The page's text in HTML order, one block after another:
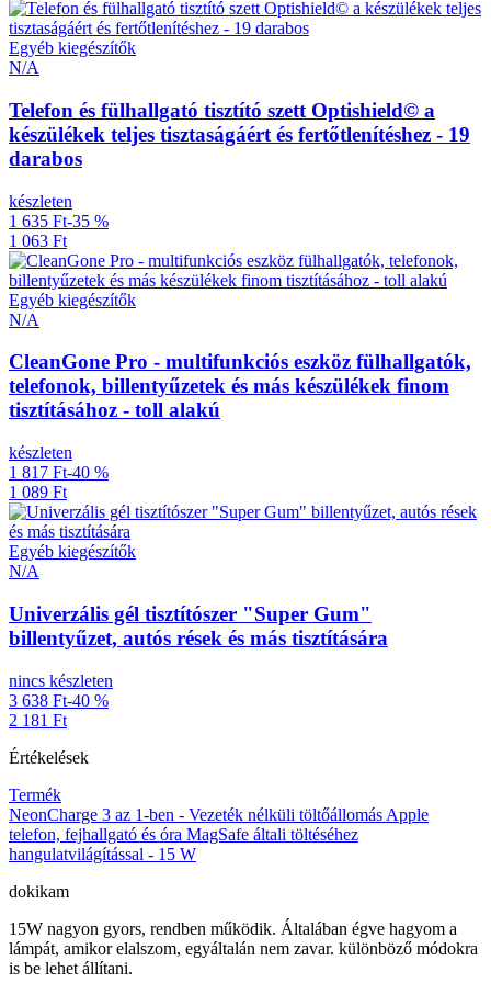
Egyéb kiegészítők
N/A
Telefon és fülhallgató tisztító szett Optishield© a
készülékek teljes tisztaságáért és fertőtlenítéshez - 19
darabos
készleten
1 635 Ft-35 %
1 063 Ft
Egyéb kiegészítők
N/A
CleanGone Pro - multifunkciós eszköz fülhallgatók,
telefonok, billentyűzetek és más készülékek finom
tisztításához - toll alakú
készleten
1 817 Ft-40 %
1 089 Ft
Egyéb kiegészítők
N/A
Univerzális gél tisztítószer "Super Gum"
billentyűzet, autós rések és más tisztítására
nincs készleten
3 638 Ft-40 %
2 181 Ft
Értékelések
Termék
NeonCharge 3 az 1-ben - Vezeték nélküli töltőállomás Apple
telefon, fejhallgató és óra MagSafe általi töltéséhez
hangulatvilágítással - 15 W
dokikam
15W nagyon gyors, rendben működik. Általában égve hagyom a
lámpát, amikor elalszom, egyáltalán nem zavar. különböző módokra
is be lehet állítani.